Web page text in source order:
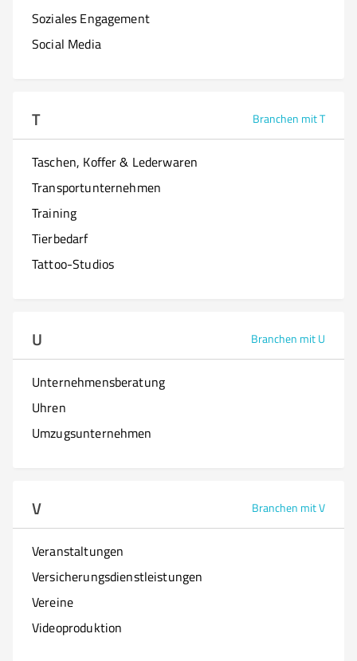
Soziales Engagement
Social Media
T Branchen mit T
Taschen, Koffer & Lederwaren
Transportunternehmen
Training
Tierbedarf
Tattoo-Studios
U Branchen mit U
Unternehmensberatung
Uhren
Umzugsunternehmen
V Branchen mit V
Veranstaltungen
Versicherungsdienstleistungen
Vereine
Videoproduktion